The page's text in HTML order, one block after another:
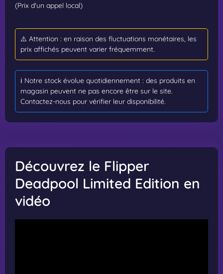
(Prix d'un appel local)
⚠️ Attention : en raison des fluctuations monétaires, les
prix affichés peuvent varier fréquemment.
ℹ️ Notre stock évolue quotidiennement : des produits en
magasin peuvent ne pas encore être sur le site.
Contactez-nous pour vérifier leur disponibilité.
Découvrez le Flipper
Deadpool Limited Edition en
vidéo